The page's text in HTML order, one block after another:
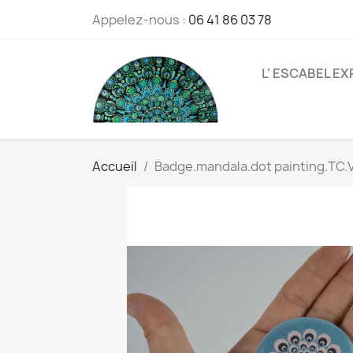
Appelez-nous : 06 41 86 03 78
L' ESCABEL
Accueil Badge.mandala.dot